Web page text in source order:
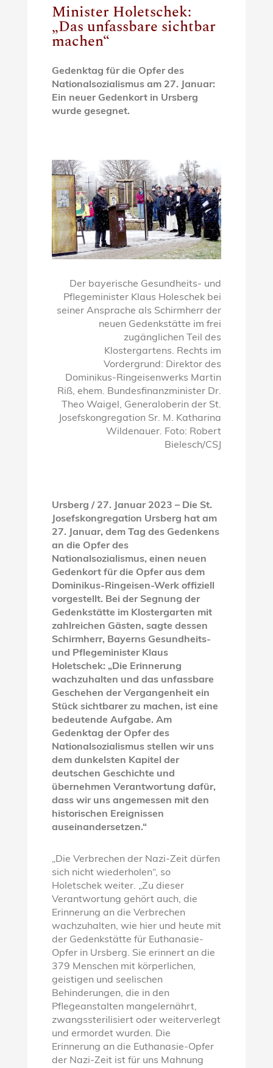
Minister Holetschek:
„Das unfassbare sichtbar
machen“
Gedenktag für die Opfer des
Nationalsozialismus am 27. Januar:
Ein neuer Gedenkort in Ursberg
wurde gesegnet.
Der bayerische Gesundheits- und
Pflegeminister Klaus Holeschek bei
seiner Ansprache als Schirmherr der
neuen Gedenkstätte im frei
zugänglichen Teil des
Klostergartens. Rechts im
Vordergrund: Direktor des
Dominikus-Ringeisenwerks Martin
Riß, ehem. Bundesfinanzminister Dr.
Theo Waigel, Generaloberin der St.
Josefskongregation Sr. M. Katharina
Wildenauer. Foto: Robert
Bielesch/CSJ
Ursberg / 27. Januar 2023 – Die St.
Josefskongregation Ursberg hat am
27. Januar, dem Tag des Gedenkens
an die Opfer des
Nationalsozialismus, einen neuen
Gedenkort für die Opfer aus dem
Dominikus-Ringeisen-Werk offiziell
vorgestellt. Bei der Segnung der
Gedenkstätte im Klostergarten mit
zahlreichen Gästen, sagte dessen
Schirmherr, Bayerns Gesundheits-
und Pflegeminister Klaus
Holetschek: „Die Erinnerung
wachzuhalten und das unfassbare
Geschehen der Vergangenheit ein
Stück sichtbarer zu machen, ist eine
bedeutende Aufgabe. Am
Gedenktag der Opfer des
Nationalsozialismus stellen wir uns
dem dunkelsten Kapitel der
deutschen Geschichte und
übernehmen Verantwortung dafür,
dass wir uns angemessen mit den
historischen Ereignissen
auseinandersetzen.“
„Die Verbrechen der Nazi-Zeit dürfen
sich nicht wiederholen“, so
Holetschek weiter. „Zu dieser
Verantwortung gehört auch, die
Erinnerung an die Verbrechen
wachzuhalten, wie hier und heute mit
der Gedenkstätte für Euthanasie-
Opfer in Ursberg. Sie erinnert an die
379 Menschen mit körperlichen,
geistigen und seelischen
Behinderungen, die in den
Pflegeanstalten mangelernährt,
zwangssterilisiert oder weiterverlegt
und ermordet wurden. Die
Erinnerung an die Euthanasie-Opfer
der Nazi-Zeit ist für uns Mahnung